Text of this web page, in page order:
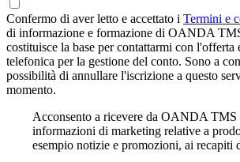
Confermo di aver letto e accettato i Termini e
di informazione e formazione di OANDA
costituisce la base per contattarmi con l'offerta
telefonica per la gestione del conto. Sono a
possibilità di annullare l'iscrizione a questo
momento.
Acconsento a ricevere da OANDA TMS
informazioni di marketing relative a
esempio notizie e promozioni, ai recapiti